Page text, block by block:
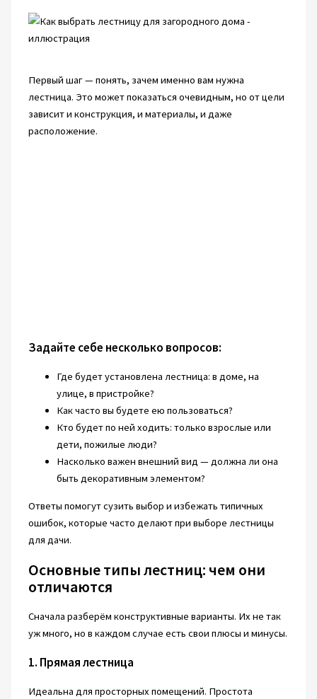
Первый шаг — понять, зачем именно вам нужна
лестница. Это может показаться очевидным, но от цели
зависит и конструкция, и материалы, и даже
расположение.
Задайте себе несколько вопросов:
Где будет установлена лестница: в доме, на
улице, в пристройке?
Как часто вы будете ею пользоваться?
Кто будет по ней ходить: только взрослые или
дети, пожилые люди?
Насколько важен внешний вид — должна ли она
быть декоративным элементом?
Ответы помогут сузить выбор и избежать типичных
ошибок, которые часто делают при выборе лестницы
для дачи.
Основные типы лестниц: чем они
отличаются
Сначала разберём конструктивные варианты. Их не так
уж много, но в каждом случае есть свои плюсы и минусы.
1. Прямая лестница
Идеальна для просторных помещений. Простота